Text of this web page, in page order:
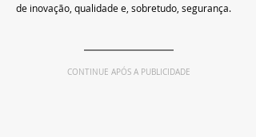
de inovação, qualidade e, sobretudo, segurança.
CONTINUE APÓS A PUBLICIDADE